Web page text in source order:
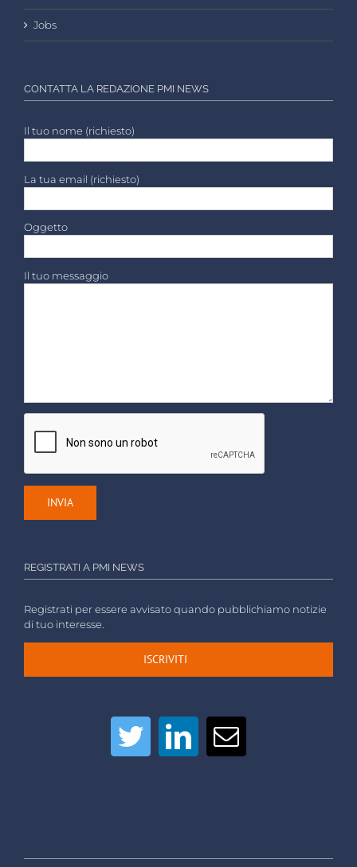
Jobs
CONTATTA LA REDAZIONE PMI NEWS
Il tuo nome (richiesto)
La tua email (richiesto)
Oggetto
Il tuo messaggio
REGISTRATI A PMI NEWS
Registrati per essere avvisato quando pubblichiamo notizie
di tuo interesse.
ISCRIVITI